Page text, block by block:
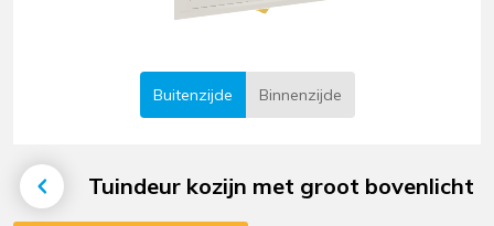
Buitenzijde Binnenzijde
Tuindeur kozijn met groot bovenlicht